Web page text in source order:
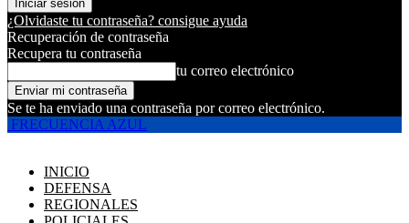
¿Olvidaste tu contraseña? consigue ayuda
Recuperación de contraseña
Recupera tu contraseña
tu correo electrónico
Se te ha enviado una contraseña por correo electrónico.
FRECUENCIA AZUL
INICIO
DEFENSA
REGIONALES